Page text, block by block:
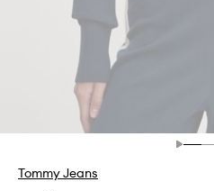
Tommy Jeans